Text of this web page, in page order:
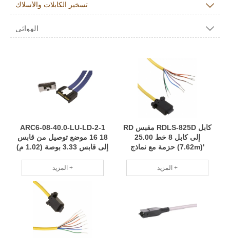
تسخير الكابلات والأسلاك 
الهوائي 
ARC6-08-40.0-LU-LD-2-1
16 18 موضع توصيل من قابس
إلى قابس 3.33 بوصة (1.02 م)
مخصص وفقًا لاحتياجات RCD
المزيد +
كابل RDLS-825D مقبس RD
إلى كابل 8 خط 25.00
'(7.62m) حزمة مع نماذج
واسع RCD
المزيد +